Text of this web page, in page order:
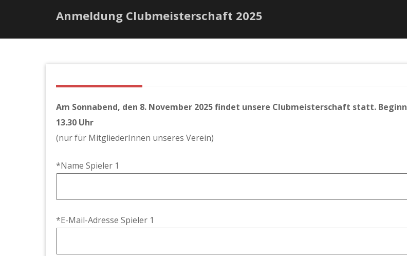
Anmeldung Clubmeisterschaft 2025
Am Sonnabend, den 8. November 2025 findet unsere Clubmeisterschaft statt. Beginn
13.30 Uhr
(nur für MitgliederInnen unseres Verein)
*Name Spieler 1
*E-Mail-Adresse Spieler 1